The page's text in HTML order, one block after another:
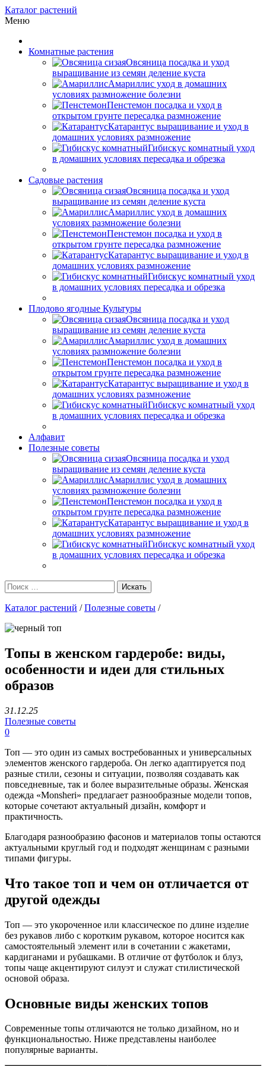
Каталог растений
Меню
Комнатные растения
Овсяница посадка и уход
выращивание из семян деление куста
Амариллис уход в домашних
условиях размножение болезни
Пенстемон посадка и уход в
открытом грунте пересадка размножение
Катарантус выращивание и уход в
домашних условиях размножение
Гибискус комнатный уход
в домашних условиях пересадка и обрезка
Садовые растения
Овсяница посадка и уход
выращивание из семян деление куста
Амариллис уход в домашних
условиях размножение болезни
Пенстемон посадка и уход в
открытом грунте пересадка размножение
Катарантус выращивание и уход в
домашних условиях размножение
Гибискус комнатный уход
в домашних условиях пересадка и обрезка
Плодово ягодные Культуры
Овсяница посадка и уход
выращивание из семян деление куста
Амариллис уход в домашних
условиях размножение болезни
Пенстемон посадка и уход в
открытом грунте пересадка размножение
Катарантус выращивание и уход в
домашних условиях размножение
Гибискус комнатный уход
в домашних условиях пересадка и обрезка
Алфавит
Полезные советы
Овсяница посадка и уход
выращивание из семян деление куста
Амариллис уход в домашних
условиях размножение болезни
Пенстемон посадка и уход в
открытом грунте пересадка размножение
Катарантус выращивание и уход в
домашних условиях размножение
Гибискус комнатный уход
в домашних условиях пересадка и обрезка
Каталог растений /Полезные советы /
Топы в женском гардеробе: виды,
особенности и идеи для стильных
образов
31.12.25
Полезные советы
0
Топ — это один из самых востребованных и универсальных
элементов женского гардероба. Он легко адаптируется под
разные стили, сезоны и ситуации, позволяя создавать как
повседневные, так и более выразительные образы. Женская
одежда «Monsheri» предлагает разнообразные модели топов,
которые сочетают актуальный дизайн, комфорт и
практичность.
Благодаря разнообразию фасонов и материалов топы остаются
актуальными круглый год и подходят женщинам с разными
типами фигуры.
Что такое топ и чем он отличается от
другой одежды
Топ — это укороченное или классическое по длине изделие
без рукавов либо с коротким рукавом, которое носится как
самостоятельный элемент или в сочетании с жакетами,
кардиганами и рубашками. В отличие от футболок и блуз,
топы чаще акцентируют силуэт и служат стилистической
основой образа.
Основные виды женских топов
Современные топы отличаются не только дизайном, но и
функциональностью. Ниже представлены наиболее
популярные варианты.